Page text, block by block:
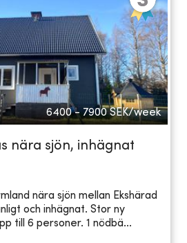
6400 - 7900 SEK/week
nära sjön, inhägnat
nära sjön mellan Ekshärad
och inhägnat. Stor ny
till 6 personer. 1 nödbä...